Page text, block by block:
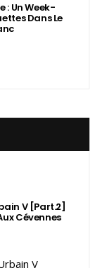
: Un Week-
Dans Le
V [Part.2]
Cévennes